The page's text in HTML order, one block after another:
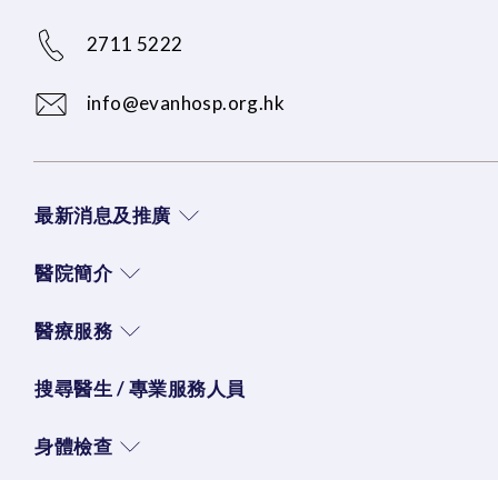
2711 5222
info@evanhosp.org.hk
最新消息及推廣
醫院簡介
醫療服務
搜尋醫生 / 專業服務人員
身體檢查